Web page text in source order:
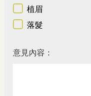
植眉
落髮
意見內容：